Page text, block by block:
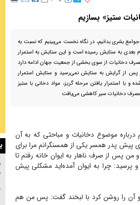
ستیز» بسازیم
بشری بدانیم، در نگاه نخست می‌بینیم که نسبت به
بعدی به ستایش رسیده است و این ستایش به استمرار
دخانیات از سوی بخشی از جمعیت جهان ادامه دارد
از گرایش به ستایش نمی‌رسید و ستایش استمرار
و با استمرار یافتن مرحله گریز، مواد دخانی با ستیز
دخانیات سیر کاهشی می‌یافت
موضوع دخانیات و مباحثی که به آن
پیش پدر همسر یکی از همسنگرانم مرا برای
کرد. تعداد میهمانان بیش از ۱۰ نفر بودند و من پس از صرف ناهار به ایوان خانه رفتم تا
پرسید: چرا به ایوان آمده‌اید مشکلی پیش
و آن را روشن کرد با لبخند گفت: پس من هم